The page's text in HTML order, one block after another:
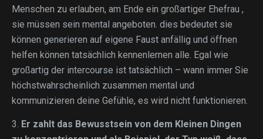
Menschen zu erlauben, am Ende ein großartiger Ehefrau ,
sie müssen sein mental angeboten. dies bedeutet sie
können generieren auf eigene Faust anfällig und öffnen
helfen können tatsächlich kennenlernen alle. Egal wie
großartig der intercourse ist tatsächlich – wann immer Sie
höchstwahrscheinlich zusammen mental und
kommunizieren deine Gefühle, es wird nicht funktionieren.
3. Er zahlt das Bewusstsein von dem Kleinen Dingen